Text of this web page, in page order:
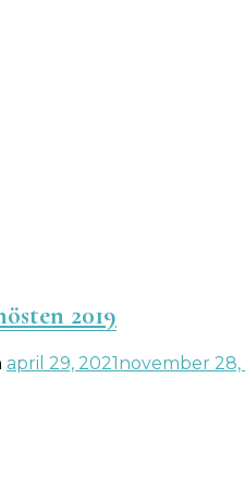
2019
april 29, 2021november 28,